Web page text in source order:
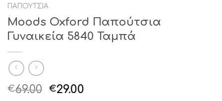
ΠΑΠΟΎΤΣΙΑ
Moods Oxford Παπούτσια
Γυναικεία 5840 Ταμπά
€69.00 Original
€29.00